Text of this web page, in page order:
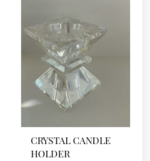
CRYSTAL CANDLE
HOLDER